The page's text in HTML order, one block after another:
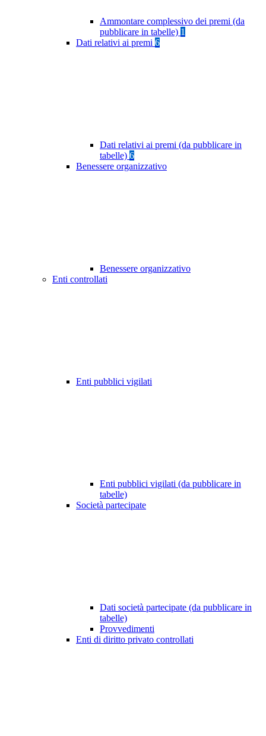
Ammontare complessivo dei premi (da
pubblicare in tabelle) 1
Dati relativi ai premi 6
Dati relativi ai premi (da pubblicare in
tabelle) 6
Benessere organizzativo
Benessere organizzativo
Enti controllati
Enti pubblici vigilati
Enti pubblici vigilati (da pubblicare in
tabelle)
Società partecipate
Dati società partecipate (da pubblicare in
tabelle)
Provvedimenti
Enti di diritto privato controllati